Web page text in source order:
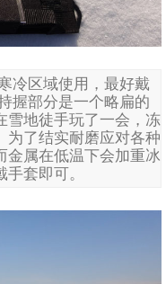
冷区域使用，最好戴
握部分是一个略扁的
雪地徒手玩了一会，冻
为了结实耐磨应对各种
金属在低温下会加重冰
套即可。